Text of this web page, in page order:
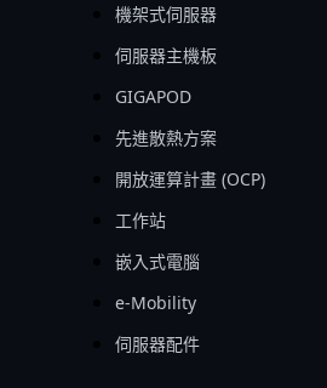
機架式伺服器
伺服器主機板
GIGAPOD
先進散熱方案
開放運算計畫 (OCP)
工作站
嵌入式電腦
e-Mobility
伺服器配件